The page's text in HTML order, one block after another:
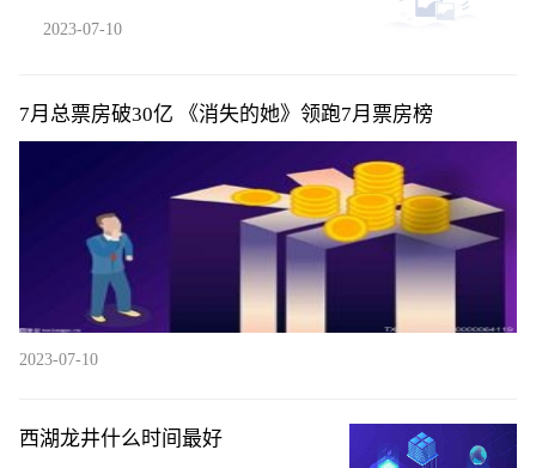
2023-07-10
7月总票房破30亿 《消失的她》领跑7月票房榜
2023-07-10
西湖龙井什么时间最好